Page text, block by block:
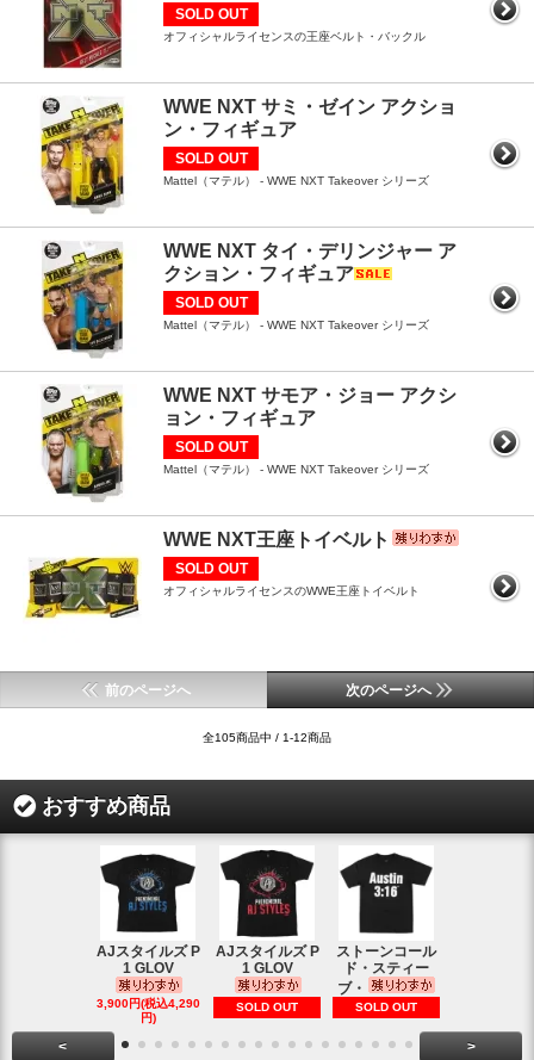
SOLD OUT
オフィシャルライセンスの王座ベルト・バックル
WWE NXT サミ・ゼイン アクショ
ン・フィギュア
SOLD OUT
Mattel（マテル） - WWE NXT Takeover シリーズ
WWE NXT タイ・デリンジャー ア
クション・フィギュア
SOLD OUT
Mattel（マテル） - WWE NXT Takeover シリーズ
WWE NXT サモア・ジョー アクシ
ョン・フィギュア
SOLD OUT
Mattel（マテル） - WWE NXT Takeover シリーズ
WWE NXT王座トイベルト
SOLD OUT
オフィシャルライセンスのWWE王座トイベルト
前のページへ 次のページへ
全105商品中 / 1-12商品
おすすめ商品
AJスタイルズ P
1 GLOV
3,900円(税込4,290
円)
AJスタイルズ P
1 GLOV
SOLD OUT
ストーンコール
ド・スティー
ブ・
SOLD OUT
< >